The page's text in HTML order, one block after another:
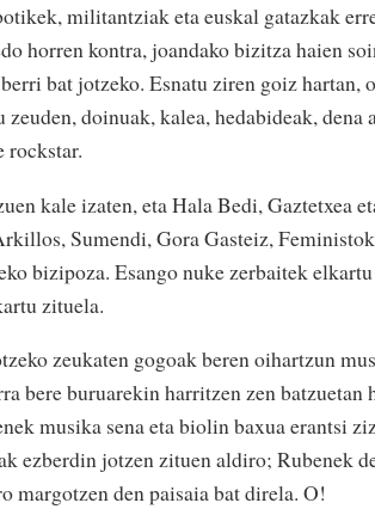
militantziak eta euskal gatazkak
horren kontra, joandako bizitza haien
bat jotzeko. Esnatu ziren goiz hartan,
doinuak, kalea, hedabideak, dena
rockstar.
kale izaten, eta Hala Bedi, Gaztetxea
Sumendi, Gora Gasteiz,
bizipoza. Esango nuke zerbaitek
zituela.
zeukaten gogoak beren oihartzun
bere buruarekin harritzen zen batzuetan
musika sena eta biolin baxua erantsi
ezberdin jotzen zituen aldiro; Rubenek
margotzen den paisaia bat direla. O!